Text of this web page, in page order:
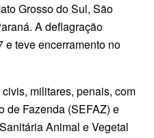
Grosso do Sul, São
A deflagração
e teve encerramento no
militares, penais, com
de Fazenda (SEFAZ) e
Animal e Vegetal